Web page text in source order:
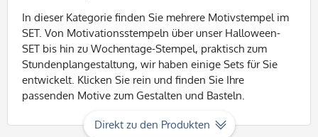
In dieser Kategorie finden Sie mehrere Motivstempel im
SET. Von Motivationsstempeln über unser Halloween-
SET bis hin zu Wochentage-Stempel, praktisch zum
Stundenplangestaltung, wir haben einige Sets für Sie
entwickelt. Klicken Sie rein und finden Sie Ihre
passenden Motive zum Gestalten und Basteln.
Direkt zu den Produkten